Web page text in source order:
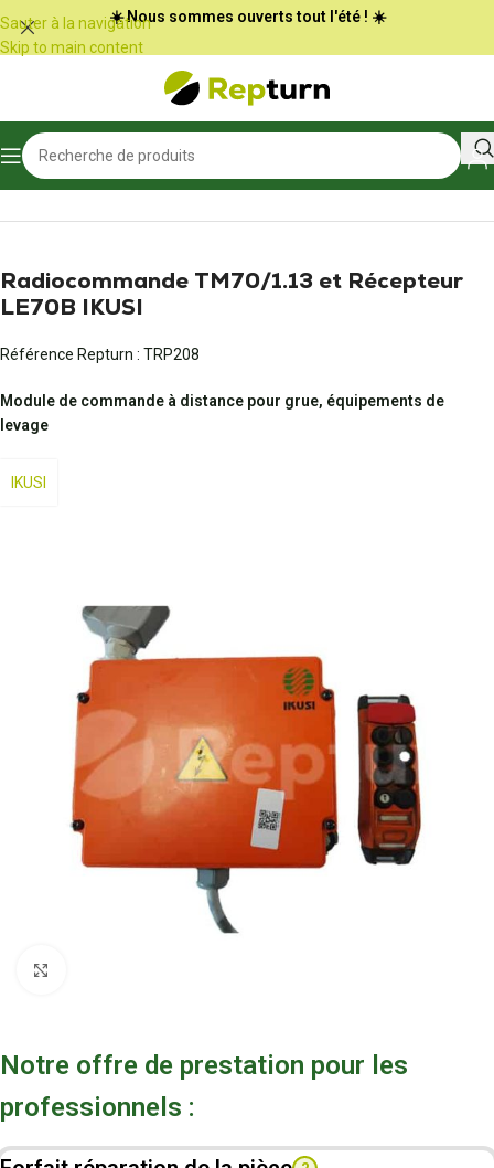
Panneau de gestion des cookies
Sauter à la navigation
Skip to main content
☀️ Nous sommes ouverts tout l'été ! ☀️
Accueil Radio-commande et joystick
Radiocommande TM70/1.13 et Récepteur
LE70B IKUSI
Référence Repturn : TRP208
Module de commande à distance pour grue, équipements de
levage
IKUSI
Notre offre de prestation pour les
professionnels :